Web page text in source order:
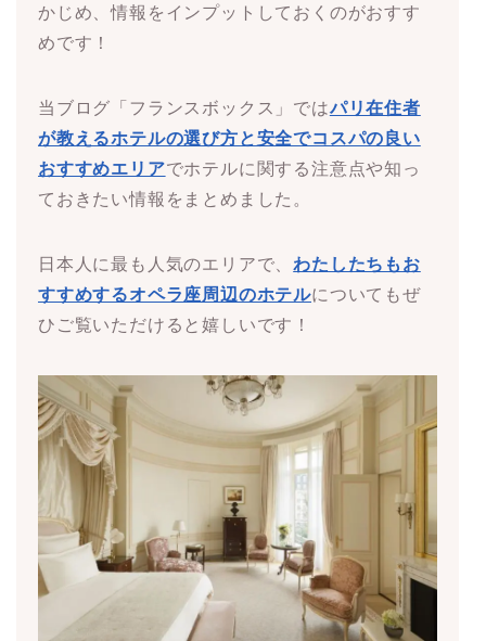
かじめ、情報をインプットしておくのがおすす
めです！
当ブログ「フランスボックス」ではパリ在住者
が教えるホテルの選び方と安全でコスパの良い
おすすめエリアでホテルに関する注意点や知っ
ておきたい情報をまとめました。
日本人に最も人気のエリアで、わたしたちもお
すすめするオペラ座周辺のホテルについてもぜ
ひご覧いただけると嬉しいです！